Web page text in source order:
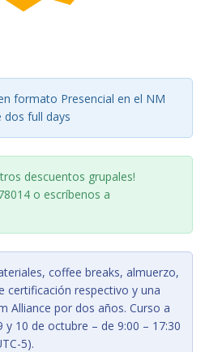
formato Presencial en el NM
dos full days
descuentos grupales!
o escríbenos a
coffee breaks, almuerzo,
certificación respectivo y una
Alliance por dos años. Curso a
y 10 de octubre – de 9:00 – 17:30
5).